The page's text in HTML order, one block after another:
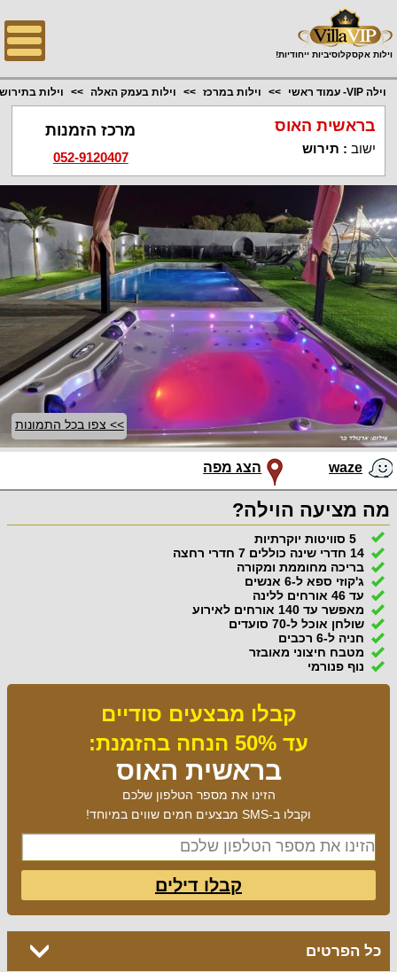
וילות אקסקלוסיביות ייחודיות!
וילה VIP- עמוד ראשי וילות במרכז וילות בעמק האלה וילות
בראשית האוס
ישוב : תירוש
מרכז הזמנות
052-9120407
>> צפו בכל התמונות
waze הצג מפה
מה מציעה הוילה?
5 סוויטות יוקרתיות
14 חדרי שינה כוללים 7 חדרי רחצה
בריכה מחוממת ומקורה
ג'קוזי ספא ל-6 אנשים
עד 46 אורחים ללינה
מאפשר עד 140 אורחים לאירוע
שולחן אוכל ל-70 סועדים
חניה ל-6 רכבים
מטבח חיצוני מאובזר
נוף פנורמי
קבלו מבצעים סודיים
עד 50% הנחה בהזמנת:
בראשית האוס
הזינו את מספר הטלפון שלכם
וקבלו ב-SMS מבצעים חמים שווים במיוחד!
קבלו דילים
כל הפרטים